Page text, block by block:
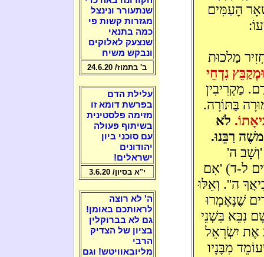
הָעַמִּים
מַלכוּת
נִדְחֵי
מַקְרִיבִין
בַּתּוֹרָה.
לֹא
רַבֵּנוּ.
ה'
ל-ד) 'אִם
ה''. וְאֵלּוּ
שֶׁנֶּאֶמְרוּ
נִבֵּא בִּשְׁנֵי
אֶת יִשְׂרָאֵל
מִבָּנָיו
שנתעורר ונינצל
מגזרות קשות פי
כמה בתנאי
שנצעק לאלוקים
ונבקש משיח
ב' בתמוז/ 24.6.20
עלילת הדם
בפרשת דומא זו
מזימה פלסטינית
בשיתוף פעולה
עם סוכני ביון
יהודונים
ישראלים!
י"א בסיון/ 3.6.20
ה' לא רוצה
לראותכם באומן!
גם לא בברוקלין
בציון של הצדיק
הרבי
מליובאוויטש! וגם